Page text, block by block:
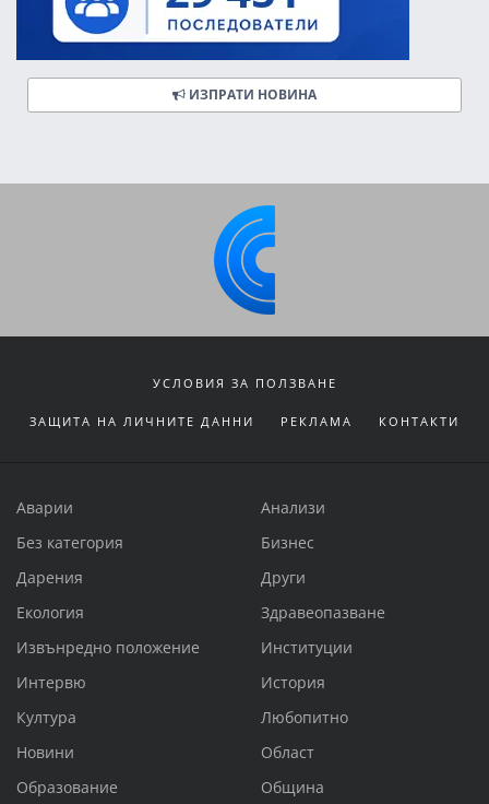
ИЗПРАТИ НОВИНА
УСЛОВИЯ ЗА ПОЛЗВАНЕ
ЗАЩИТА НА ЛИЧНИТЕ ДАННИ РЕКЛАМА КОНТАКТИ
Аварии
Анализи
Без категория
Бизнес
Дарения
Други
Екология
Здравеопазване
Извънредно положение
Институции
Интервю
История
Култура
Любопитно
Новини
Област
Образование
Община